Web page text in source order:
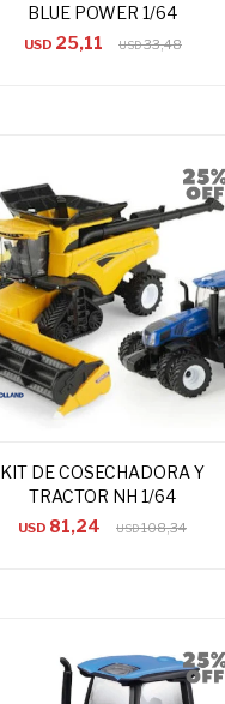
BLUE POWER 1/64
USD 25,11 USD33,48
KIT DE COSECHADORA Y
TRACTOR NH 1/64
USD 81,24 USD108,34